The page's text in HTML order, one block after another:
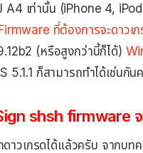
A4 เท่านั้น (iPhone 4,
ที่ต้องการจะดาวเก
(หรือสูงกว่านี้ก็ได้)
5.1.1 ก็สามารถทำได้เช่นกัน
shsh firmware จ
ดาวเกรดได้แล้วครับ จากบท